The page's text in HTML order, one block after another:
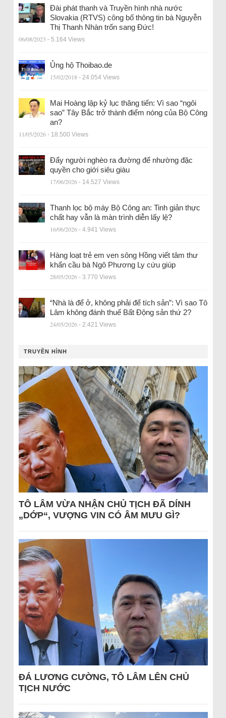
Đài phát thanh và Truyền hình nhà nước
Slovakia (RTVS) công bố thông tin bà Nguyễn
Thị Thanh Nhàn trốn sang Đức!
06/08/2023 - 5.164 Views
Ủng hộ Thoibao.de
15/02/2018 - 24.054 Views
Mai Hoàng lập kỷ lục thăng tiến: Vì sao “ngôi
sao” Tây Bắc trở thành điểm nóng của Bộ Công
an?
11/05/2026 - 18.500 Views
Đẩy người nghèo ra đường để nhường đặc
quyền cho giới siêu giàu
17/06/2026 - 14.527 Views
Thanh lọc bộ máy Bộ Công an: Tinh giản thực
chất hay vẫn là màn trình diễn lấy lệ?
16/06/2026 - 4.941 Views
Hàng loạt trẻ em ven sông Hồng viết tâm thư
khẩn cầu bà Ngô Phương Ly cứu giúp
28/05/2026 - 3.770 Views
“Nhà là để ở, không phải để tích sản”: Vì sao Tô
Lâm không đánh thuế Bất Động sản thứ 2?
24/05/2026 - 2.421 Views
TRUYỀN HÌNH
TÔ LÂM VỪA NHẬN CHỦ TỊCH ĐÃ DÍNH
„DỚP“, VƯỢNG VIN CÓ ÂM MƯU GÌ?
ĐÁ LƯƠNG CƯỜNG, TÔ LÂM LÊN CHỦ
TỊCH NƯỚC